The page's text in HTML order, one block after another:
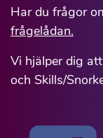
Har du frågor
frågelådan.
Vi hjälper dig
och Skills/